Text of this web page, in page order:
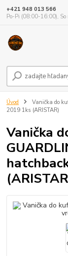
+421 948 013 566
Po-Pi (08:00-16:00),
Úvod
Vanička do
2019 1ks (ARISTAR)
Vanička